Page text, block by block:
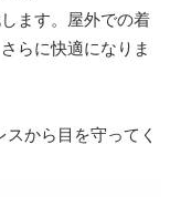
ます。屋外での着
らに快適になりま
から目を守ってく